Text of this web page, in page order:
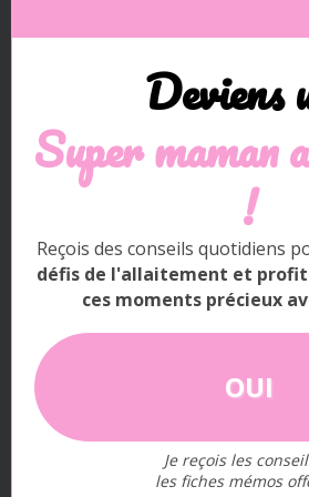
Pour tout savoir sur les
l’allaitement pour maman &
La sérénité de bébé
Deviens
Super maman
!
Reçois des conseils quotidiens
défis de l'allaitement et
ces moments précieux
OUI
Je reçois les
les fiches mémos